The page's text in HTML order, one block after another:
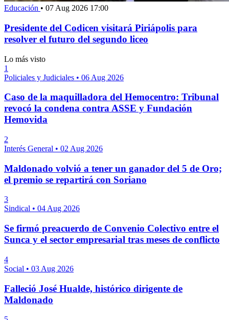
Educación • 07 Aug 2026 17:00
Presidente del Codicen visitará Piriápolis para
resolver el futuro del segundo liceo
Lo más visto
1
Policiales y Judiciales • 06 Aug 2026
Caso de la maquilladora del Hemocentro: Tribunal
revocó la condena contra ASSE y Fundación
Hemovida
2
Interés General • 02 Aug 2026
Maldonado volvió a tener un ganador del 5 de Oro;
el premio se repartirá con Soriano
3
Sindical • 04 Aug 2026
Se firmó preacuerdo de Convenio Colectivo entre el
Sunca y el sector empresarial tras meses de conflicto
4
Social • 03 Aug 2026
Falleció José Hualde, histórico dirigente de
Maldonado